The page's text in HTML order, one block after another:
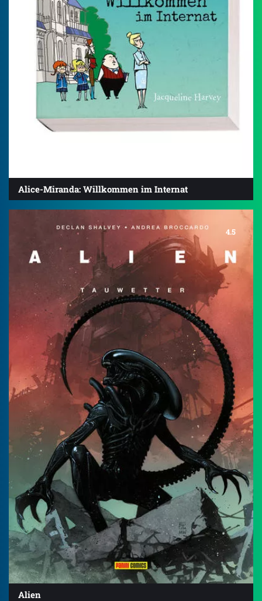
Alice-Miranda: Willkommen im Internat
4.5
Alien